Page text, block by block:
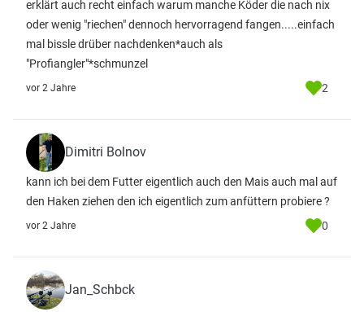
erklärt auch recht einfach warum manche Köder die nach nix
oder wenig "riechen" dennoch hervorragend fangen.....einfach
mal bissle drüber nachdenken*auch als
"Profiangler"*schmunzel
vor 2 Jahre 2
Dimitri Bolnov
kann ich bei dem Futter eigentlich auch den Mais auch mal auf
den Haken ziehen den ich eigentlich zum anfüttern probiere ?
vor 2 Jahre 0
Jan_Schbck